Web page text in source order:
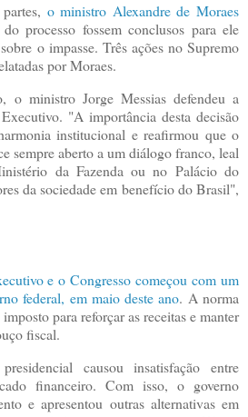
o ministro Alexandre de Moraes
processo fossem conclusos para ele
o impasse. Três ações no Supremo
por Moraes.
o ministro Jorge Messias defendeu a
"A importância desta decisão
institucional e reafirmou que o
sempre aberto a um diálogo franco, leal
da Fazenda ou no Palácio do
da sociedade em benefício do Brasil",
e o Congresso começou com um
federal, em maio deste ano. A norma
para reforçar as receitas e manter
fiscal.
causou insatisfação entre
financeiro. Com isso, o governo
e apresentou outras alternativas em